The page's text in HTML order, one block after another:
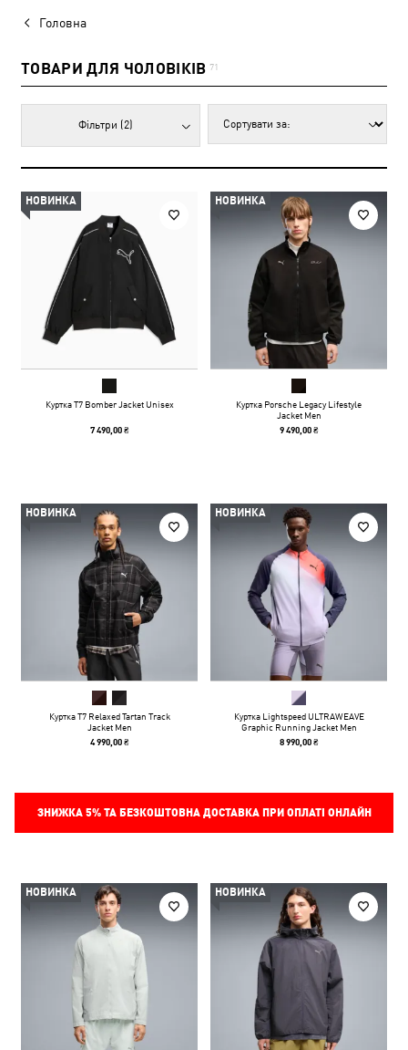
Головна
ТОВАРИ ДЛЯ ЧОЛОВІКІВ 71
Фільтри (2)
НОВИНКА
Куртка T7 Bomber Jacket Unisex
7 490,00 ₴
НОВИНКА
Куртка Porsche Legacy Lifestyle
Jacket Men
9 490,00 ₴
НОВИНКА
Куртка T7 Relaxed Tartan Track
Jacket Men
4 990,00 ₴
НОВИНКА
Куртка Lightspeed ULTRAWEAVE
Graphic Running Jacket Men
8 990,00 ₴
ЗНИЖКА 5%ТА БЕЗКОШТОВНА ДОСТАВКА ПРИ ОПЛАТІ ОНЛАЙН
НОВИНКА НОВИНКА